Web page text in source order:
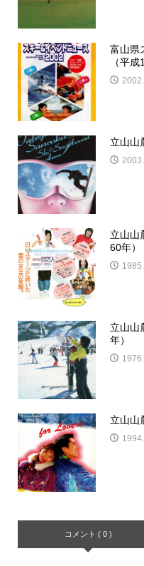
富山県
（平成
立山山
立山山
60年）
立山山
年）
立山山
コメント ( 0 )